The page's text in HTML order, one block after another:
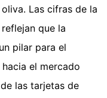
Las cifras de la
que la
pilar para el
el mercado
las tarjetas de